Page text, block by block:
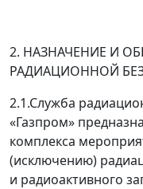
2. НАЗНАЧЕНИЕ И
РАДИАЦИОННОЙ
2.1.Служба
«Газпром»
комплекса
(исключению)
и радиоактивного